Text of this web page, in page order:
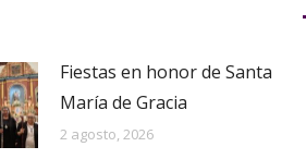
Fiestas en honor de Santa
María de Gracia
2 agosto, 2026